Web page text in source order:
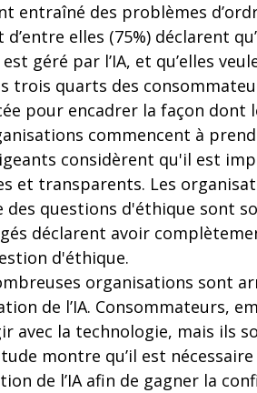
entraîné des problèmes
elles (75%) déclarent
géré par l’IA, et qu’elles
trois quarts des
pour encadrer la façon dont
commencent à
considèrent qu'il est
et transparents. Les
des questions d'éthique sont
déclarent avoir
d'éthique.
organisations sont
de l’IA. Consommateurs,
avec la technologie, mais ils
montre qu’il est
de l’IA afin de gagner la